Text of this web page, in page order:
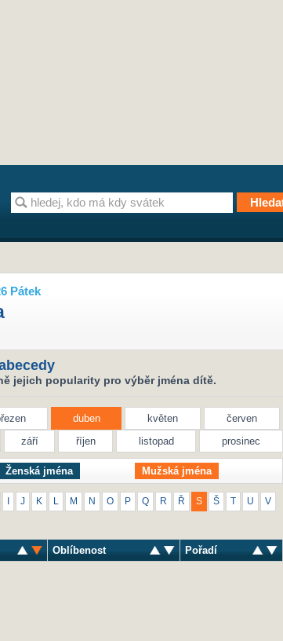
Pátek
jejich popularity pro výběr jména dítě.
duben květen
červen
září říjen listopad prosinec
Ženská jména Mužská jména
J K M N O P Q R Ř S Š U V
Oblíbenost Pořadí